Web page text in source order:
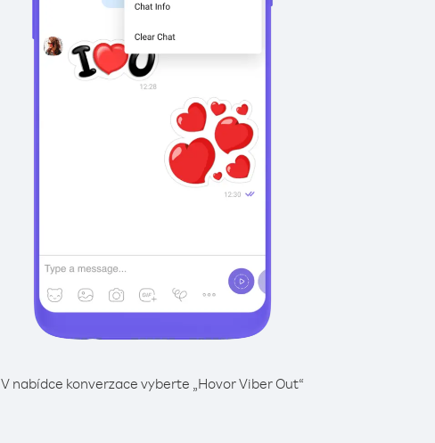
V nabídce konverzace vyberte „Hovor Viber Out“